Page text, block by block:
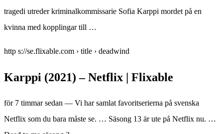
tragedi utreder kriminalkommissarie Sofia Karppi mordet på en
kvinna med kopplingar till …
http s://se.flixable.com › title › deadwind
Karppi (2021) – Netflix | Flixable
för 7 timmar sedan — Vi har samlat favoritserierna på svenska
Netflix som du bara måste se. … Säsong 13 är ute på Netflix nu. …